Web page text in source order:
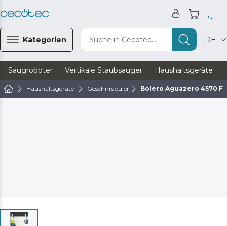
Kategorien Suche in Cecotec... DE
Saugroboter Vertikale Staubsauger Haushaltsgeräte
Haushaltsgeräte Geschirrspüler Bolero Aguazero 4570